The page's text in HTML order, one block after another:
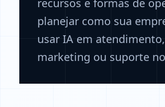
recursos e formas de
planejar como sua
usar IA em
marketing ou suporte